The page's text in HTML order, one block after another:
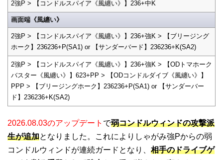
2強P > 【コンドルスパイア《風纏い》】236+中K
画面端《風纏い》
2強P > 【コンドルスパイア《風纏い》】236+強K > 【ブリージング
ホーク】236236+P(SA1) or 【サンダーバード】236236+K(SA2)
2強P > 【コンドルスパイア《風纏い》】236+強K > 【ODトマホーク
バスター《風纏い》】623+PP > 【ODコンドルダイブ《風纏い》】
PPP > 【ブリージングホーク】236236+P(SA1) or 【サンダーバー
ド】236236+K(SA2)
2026.08.03のアップデート で弱コンドルウィンドの攻撃派
生が追加となりました。これによりしゃがみ強Pからの弱
コンドルウィンドが連続ガードとなり、 相手のドライブゲ